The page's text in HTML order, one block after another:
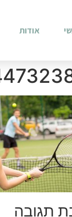
אודות
תגובה